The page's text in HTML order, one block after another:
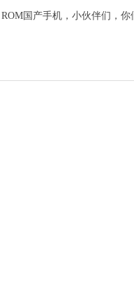
国产手机，小伙伴们，